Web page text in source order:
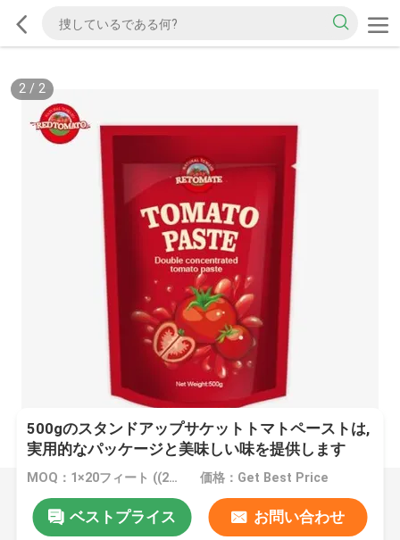
2/ 2
500gのスタンドアップサケットトマトペーストは,
実用的なパッケージと美味しい味を提供します
MOQ：1×20フィート ((20フィートあたり20トン) 価格：Get Best Price
ベストプライス お問い合わせ